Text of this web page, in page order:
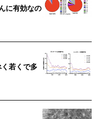
に有効なの
若くで多